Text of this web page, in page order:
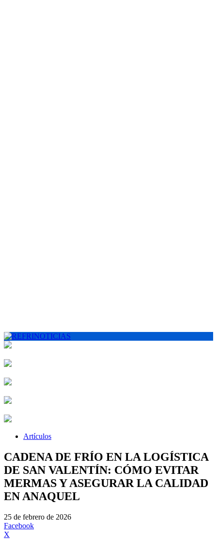
Artículos
CADENA DE FRÍO EN LA LOGÍSTICA
DE SAN VALENTÍN: CÓMO EVITAR
MERMAS Y ASEGURAR LA CALIDAD
EN ANAQUEL
25 de febrero de 2026
Facebook
X